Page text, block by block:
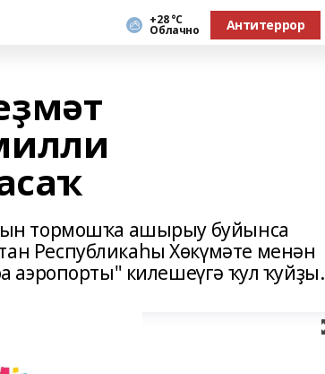
+28 °С
Облачно Антитеррор
тормошҡа ашырыу буйынса
Республикаһы Хөкүмәте менән
аэропорты" килешеүгә ҡул ҡуйҙы.